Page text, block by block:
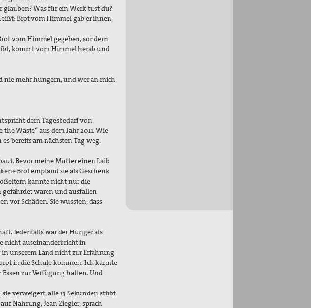
glauben? Was für ein Werk tust du?
Brot vom Himmel gab er ihnen
vom Himmel gegeben, sondern
kommt vom Himmel herab und
nie mehr hungern, und wer an mich
dem Tagesbedarf von
Waste“ aus dem Jahr 2011. Wie
bereits am nächsten Tag weg.
Bevor meine Mutter einen Laib
Brot empfand sie als Geschenk
kannte nicht nur die
gefährdet waren und ausfallen
vor Schäden. Sie wussten, dass
Jedenfalls war der Hunger als
nicht auseinanderbricht in
unserem Land nicht zur Erfahrung
in die Schule kommen. Ich kannte
zur Verfügung hatten. Und
verweigert, alle 13 Sekunden stirbt
Nahrung, Jean Ziegler, sprach